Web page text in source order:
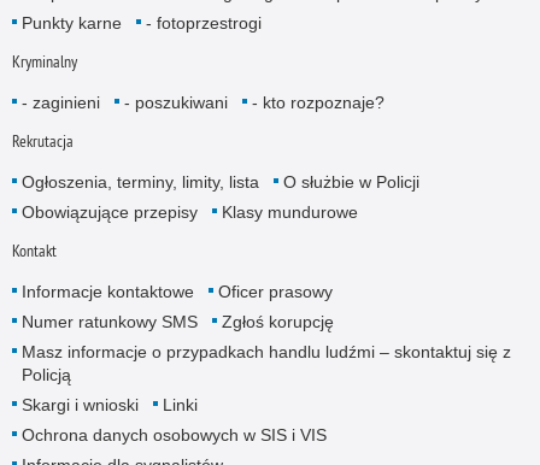
Punkty karne
- fotoprzestrogi
Kryminalny
- zaginieni - poszukiwani - kto rozpoznaje?
Rekrutacja
Ogłoszenia, terminy, limity, lista
O służbie w Policji
Obowiązujące przepisy
Klasy mundurowe
Kontakt
Informacje kontaktowe
Oficer prasowy
Numer ratunkowy SMS
Zgłoś korupcję
Masz informacje o przypadkach handlu ludźmi – skontaktuj się z
Policją
Skargi i wnioski
Linki
Ochrona danych osobowych w SIS i VIS